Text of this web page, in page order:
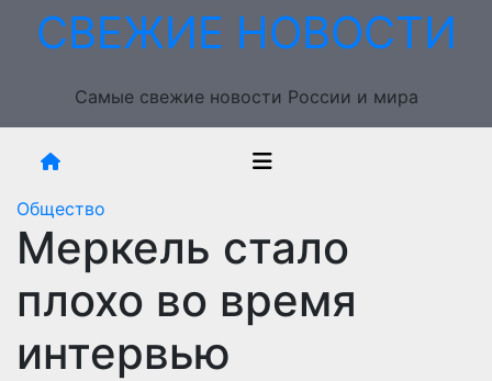
ПерейтиСВЕЖИЕ НОВОСТИ
Самые свежие новости России и мира
Общество
Меркель стало
плохо во время
интервью